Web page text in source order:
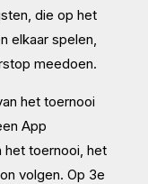
die op het
elkaar spelen,
meedoen.
het toernooi
App
het toernooi, het
volgen. Op 3e